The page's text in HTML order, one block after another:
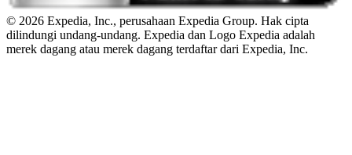
© 2026 Expedia, Inc., perusahaan Expedia Group. Hak cipta
dilindungi undang-undang. Expedia dan Logo Expedia adalah
merek dagang atau merek dagang terdaftar dari Expedia, Inc.